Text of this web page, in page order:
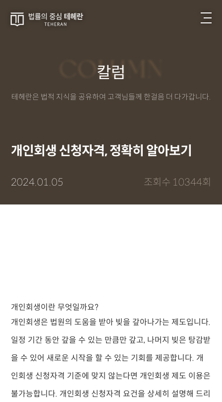
COLUMN
칼럼
테헤란은 법적 지식을 공유하여 고객님들께 한걸음 더 다가갑니다.
개인회생 신청자격, 정확히 알아보기
2024.01.05 조회수 10344회
개인회생이란 무엇일까요?
개인회생은 법원의 도움을 받아 빚을 갚아나가는 제도입니다.
일정 기간 동안 갚을 수 있는 만큼만 갚고, 나머지 빚은 탕감받
을 수 있어 새로운 시작을 할 수 있는 기회를 제공합니다. 개
인회생 신청자격 기준에 맞지 않는다면 개인회생 제도 이용은
불가능합니다. 개인회생 신청자격 요건을 상세히 설명해 드리